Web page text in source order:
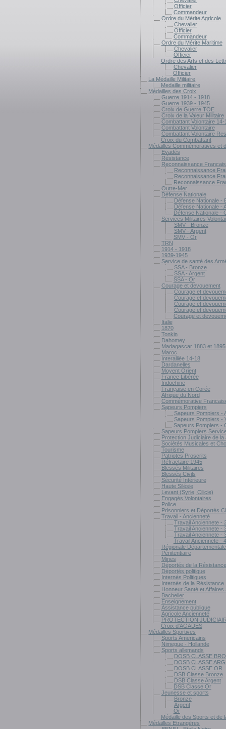
Officier
Commandeur
Ordre du Mérite Agricole
Chevalier
Officier
Commandeur
Ordre du Mérite Maritime
Chevalier
Officier
Ordre des Arts et des
Chevalier
Officier
La Médaille Militaire
Medaille militaire
Médailles des Croix
Guerre 1914 - 1918
Guerre 1939 - 1945
Croix de Guerre TOE
Croix de la Valeur Militaire
Combattant Volontaire 14-
Combattant Volontaire
Combattant Volontaire
Croix du Combattant
Médailles Commémoratives et
Evadés
Résistance
Reconnaissance
Reconnaissance
Reconnaissance
Reconnaissance
Outre-Mer
Défense Nationale
Défense Nationale -
Défense Nationale -
Défense Nationale -
Services Militaires
SMV - Bronze
SMV - Argent
SMV - Or
TRN
1914 - 1918
1939-1945
Service de santé des
SSA - Bronze
SSA - Argent
SSA - Or
Courage et devouement
Courage et
Courage et
Courage et
Courage et
Courage et
Italie
1870
Tonkin
Dahomey
Madagascar 1883 et 1895
Maroc
Interalliée 14-18
Dardanelles
Moyent Orient
France Libérée
Indochine
Française en Corée
Afrique du Nord
Commémorative
Sapeurs Pompiers
Sapeurs Pompiers -
Sapeurs Pompiers -
Sapeurs Pompiers -
Sapeurs Pompiers
Protection Judiciaire de
Sociétés Musicales et
Tourisme
Patriotes Proscrits
Réfractaire 1945
Blessés Militaires
Blessés Civils
Sécurité Intérieure
Haute Silésie
Levant (Syrie, Cilicie)
Engagés Volontaires
Police
Prisonniers et Déportés
Travail - Ancienneté
Travail Anciennete -
Travail Anciennete -
Travail Anciennete -
Travail Anciennete -
Régionale
Pénitentiaire
Mines
Déportés de la Résistance
Déportés politique
Internés Politiques
Internés de la Résistance
Honneur Santé et Affaires
Bachelier
Enseignement
Assistance publique
Agricole Ancienneté
PROTECTION
Croix d'AGADES
Médailles Sportives
Sports Americains
Nimegue - Hollande
Sports allemands
DOSB CLASSE
DOSB CLASSE
DOSB CLASSE OR
DSB Classe Bronze
DSB Classe Argent
DSB Classe Or
Jeunesse et sports
Bronze
Argent
Or
Médaille des Sports et de
Médailles Etrangères